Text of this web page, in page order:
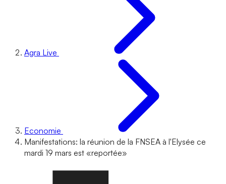
Agra Live
Economie
Manifestations: la réunion de la FNSEA à l'Elysée ce
mardi 19 mars est «reportée»